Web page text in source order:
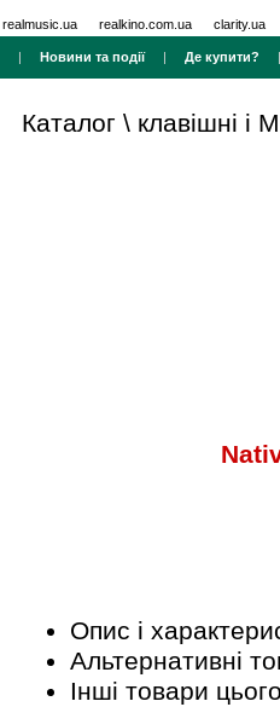
realmusic.ua realkino.com.ua clarity.ua
| Новини та події| Де купити?
Каталог \ клавішні і
Опис і
Альтернативні
Інші товари